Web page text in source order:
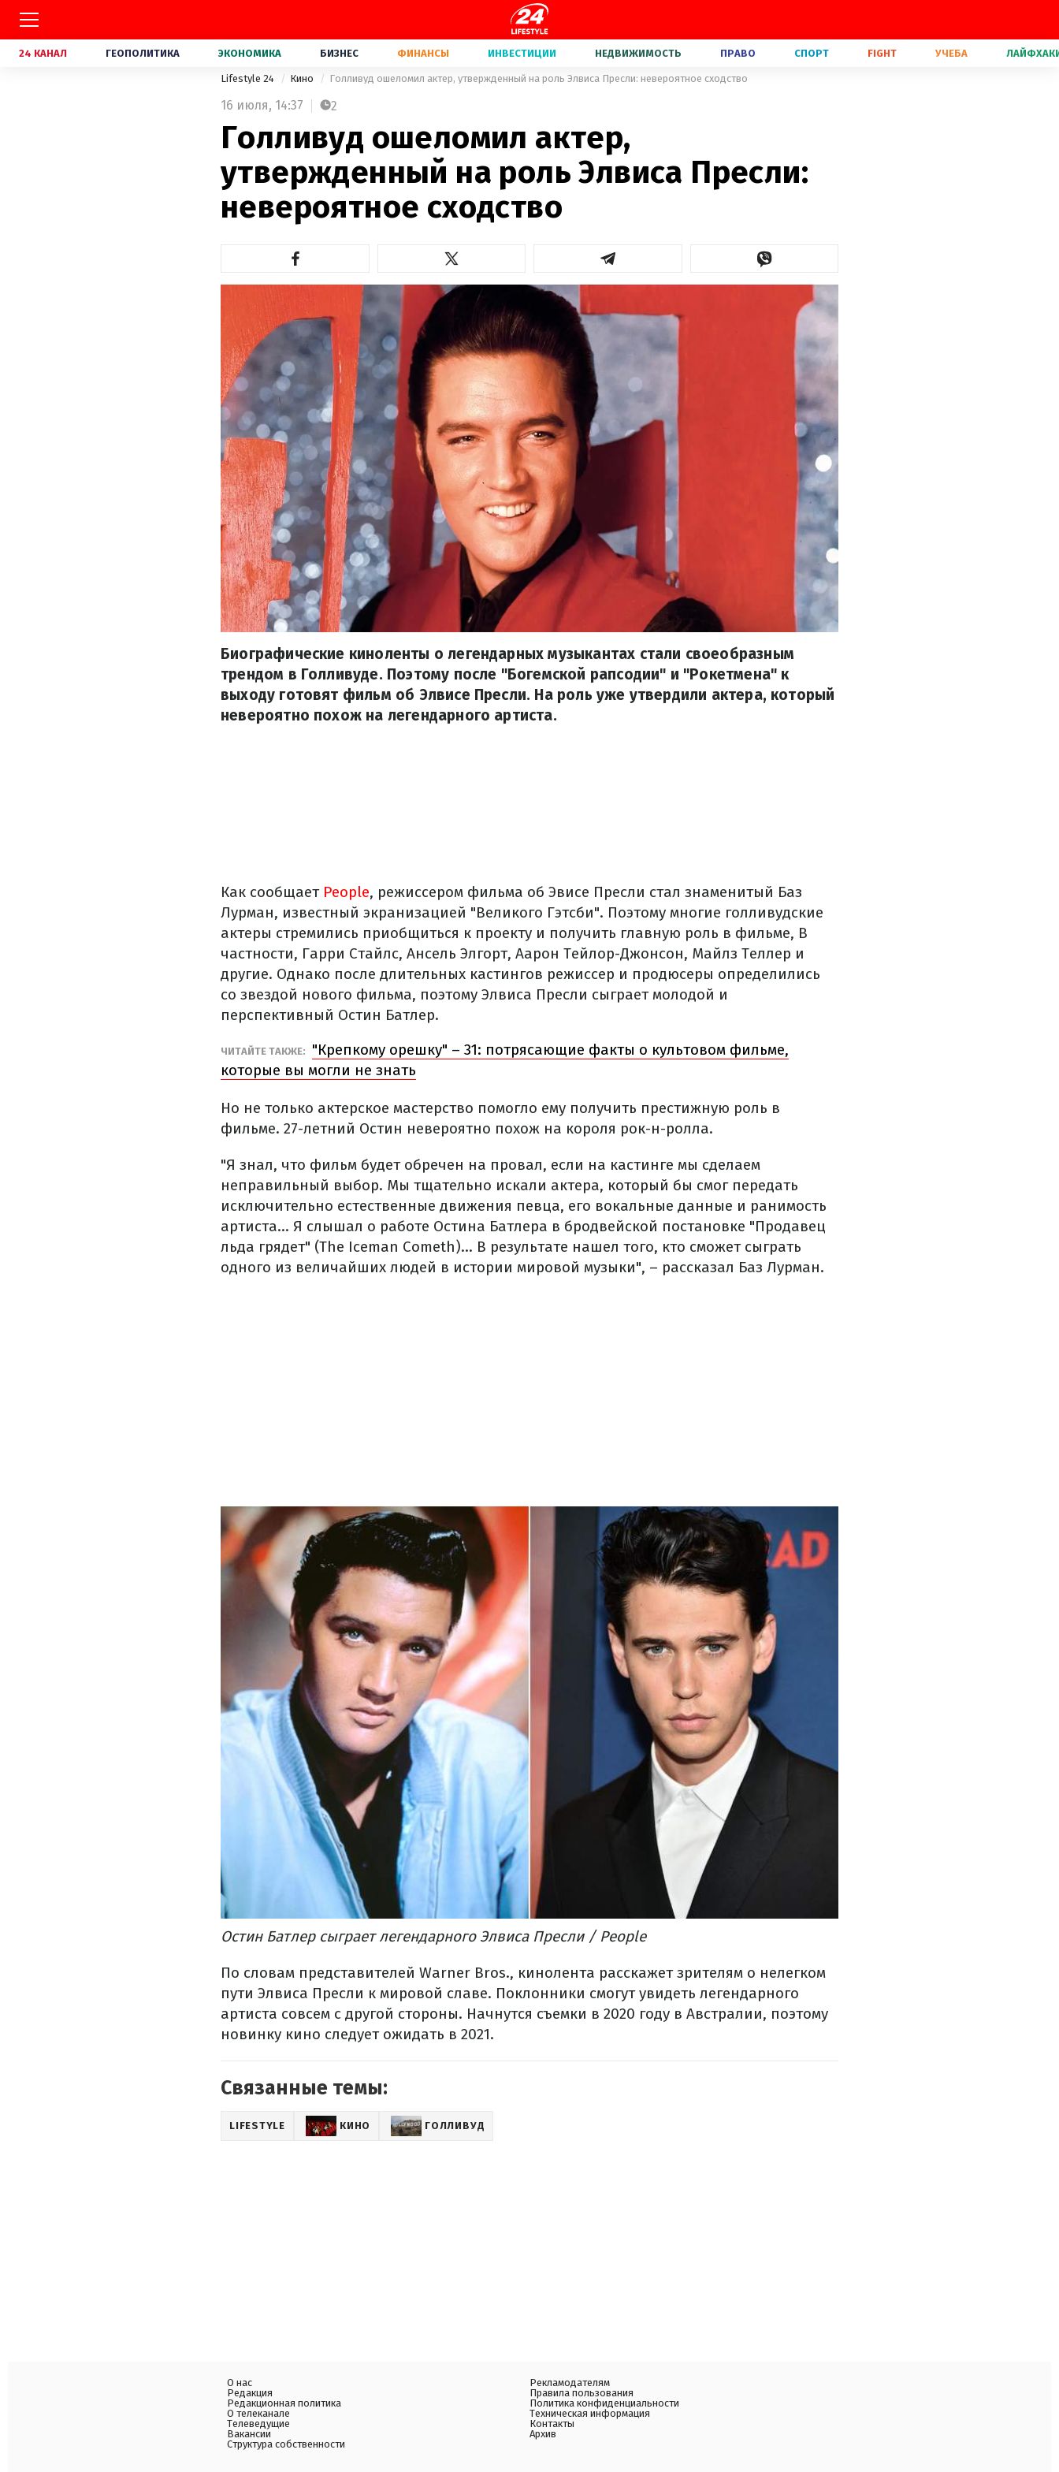
24 КАНАЛ ГЕОПОЛИТИКА ЭКОНОМИКА БИЗНЕС ФИНАНСЫ ИНВЕСТИЦИИ НЕДВИЖИМОСТЬ ПРАВО СПОРТ FIGHT УЧЕБА
Lifestyle 24 Кино Голливуд ошеломил актер, утвержденный на роль Элвиса Пресли: невероятное сходство
16 июля, 14:37 2
Голливуд ошеломил актер,
утвержденный на роль Элвиса Пресли:
невероятное сходство
Биографические киноленты о легендарных музыкантах стали своеобразным
трендом в Голливуде. Поэтому после "Богемской рапсодии" и "Рокетмена" к
выходу готовят фильм об Элвисе Пресли. На роль уже утвердили актера, который
невероятно похож на легендарного артиста.
Как сообщает People, режиссером фильма об Эвисе Пресли стал знаменитый Баз
Лурман, известный экранизацией "Великого Гэтсби". Поэтому многие голливудские
актеры стремились приобщиться к проекту и получить главную роль в фильме, В
частности, Гарри Стайлс, Ансель Элгорт, Аарон Тейлор-Джонсон, Майлз Теллер и
другие. Однако после длительных кастингов режиссер и продюсеры определились
со звездой нового фильма, поэтому Элвиса Пресли сыграет молодой и
перспективный Остин Батлер.
ЧИТАЙТЕ ТАКЖЕ:
"Крепкому орешку" – 31: потрясающие факты о культовом фильме,
которые вы могли не знать
Но не только актерское мастерство помогло ему получить престижную роль в
фильме. 27-летний Остин невероятно похож на короля рок-н-ролла.
"Я знал, что фильм будет обречен на провал, если на кастинге мы сделаем
неправильный выбор. Мы тщательно искали актера, который бы смог передать
исключительно естественные движения певца, его вокальные данные и ранимость
артиста... Я слышал о работе Остина Батлера в бродвейской постановке "Продавец
льда грядет" (The Iceman Cometh)... В результате нашел того, кто сможет сыграть
одного из величайших людей в истории мировой музыки", – рассказал Баз Лурман.
Остин Батлер сыграет легендарного Элвиса Пресли / People
По словам представителей Warner Bros., кинолента расскажет зрителям о нелегком
пути Элвиса Пресли к мировой славе. Поклонники смогут увидеть легендарного
артиста совсем с другой стороны. Начнутся съемки в 2020 году в Австралии, поэтому
новинку кино следует ожидать в 2021.
Связанные темы:
LIFESTYLE КИНО ГОЛЛИВУД
О нас
Редакция
Редакционная политика
О телеканале
Телеведущие
Вакансии
Структура собственности
Рекламодателям
Правила пользования
Политика конфиденциальности
Техническая информация
Контакты
Архив